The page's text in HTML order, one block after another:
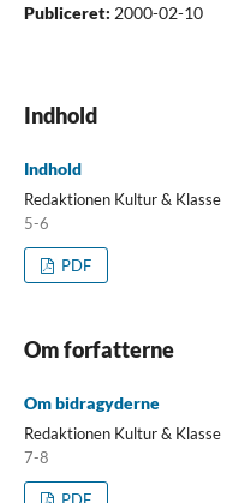
Publiceret: 2000-02-10
Indhold
Indhold
Redaktionen Kultur & Klasse
5-6
PDF
Om forfatterne
Om bidragyderne
Redaktionen Kultur & Klasse
7-8